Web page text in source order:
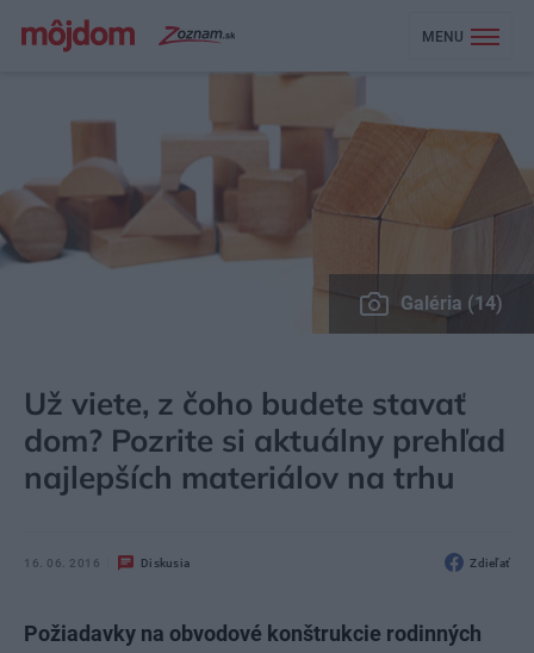
MENU
Galéria (14)
Už viete, z čoho budete stavať
dom? Pozrite si aktuálny prehľad
najlepších materiálov na trhu
16. 06. 2016 Diskusia Zdieľať
Požiadavky na obvodové konštrukcie rodinných